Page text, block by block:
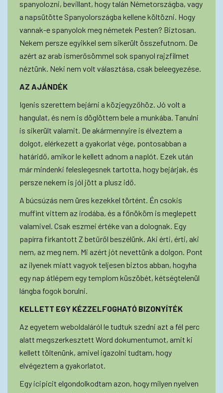
spanyolozni, bevillant, hogy talán Németországba, vagy
a napsütötte Spanyolországba kellene költözni. Hogy
vannak-e spanyolok meg németek Pesten? Biztosan.
Nekem persze egyikkel sem sikerült összefutnom. De
azért az arab ismerősömmel sok spanyol rajzfilmet
néztünk. Neki nem volt választása, csak beleegyezése.
AZ AJÁNDÉK
Igenis szerettem bejárni a közjegyzőhöz. Jó volt a
hangulat, és nem is döglöttem bele a munkába. Tanulni
is sikerült valamit. De akármennyire is élveztem a
dolgot, elérkezett a gyakorlat vége, pontosabban a
határidő, amikor le kellett adnom a naplót. Ezek után
már mindenki feleslegesnek tartotta, hogy bejárjak, és
persze nekem is jól jött a plusz idő.
A búcsúzás nem üres kezekkel történt. Én csokis
muffint vittem az irodába, és a főnököm is meglepett
valamivel. Csak eszmei értéke van a dolognak. Egy
papírra firkantott Z betűről beszélünk. Aki érti, érti, aki
nem, az meg nem. Mi azért jót nevettünk a dolgon. Pont
az ilyenek miatt vagyok teljesen biztos abban, hogyha
egy nap átlépem egy templom küszöbét, kétségtelenül
lángba fogok borulni.
KELLETT EGY KÉZZELFOGHATÓ BIZONYÍTÉK
Az egyetem weboldaláról le tudtuk szedni azt a fél perc
alatt megszerkesztett Word dokumentumot, amit ki
kellett töltenünk, amivel igazolni tudtam, hogy
elvégeztem a gyakorlatot.
Egy icipicit elgondolkodtam azon, hogy milyen nyelven